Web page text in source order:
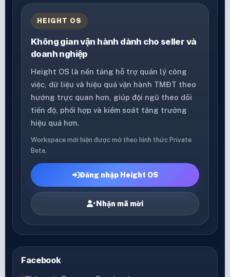
HEIGHT OS
Không gian vận hành dành cho seller và
doanh nghiệp
Height OS là nền tảng hỗ trợ quản lý công
việc, dữ liệu và hiệu quả vận hành TMĐT theo
hướng trực quan hơn, giúp đội ngũ theo dõi
tiến độ, phối hợp và kiểm soát tăng trưởng
hiệu quả hơn.
Workspace mới hiện được mở theo hình thức Private
Beta.
Đăng nhập Height OS
Nhận mã mời
Facebook